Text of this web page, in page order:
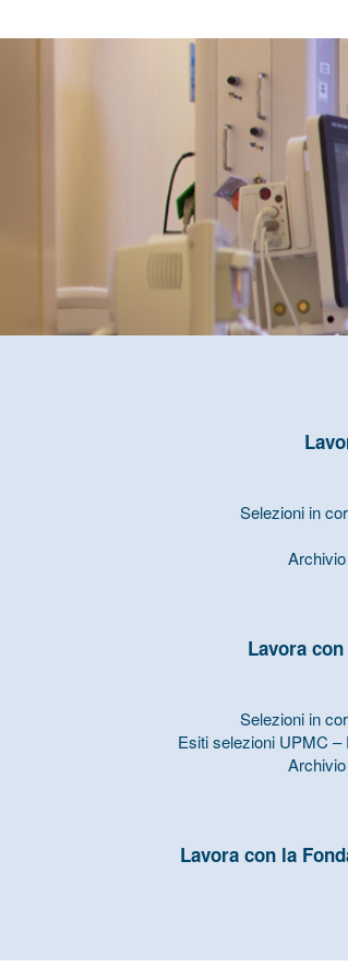
Selezioni in
Lavora
Selezioni in
Esiti selezioni UPMC –
Lavora con la